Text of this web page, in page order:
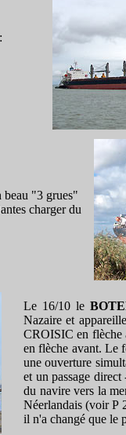
beau "3 grues"
charger du
Le 16/10 le
Nazaire et
CROISIC en
en flèche avant. Le
une ouverture
et un passage
du navire vers la
Néerlandais (voir P
il n'a changé que le